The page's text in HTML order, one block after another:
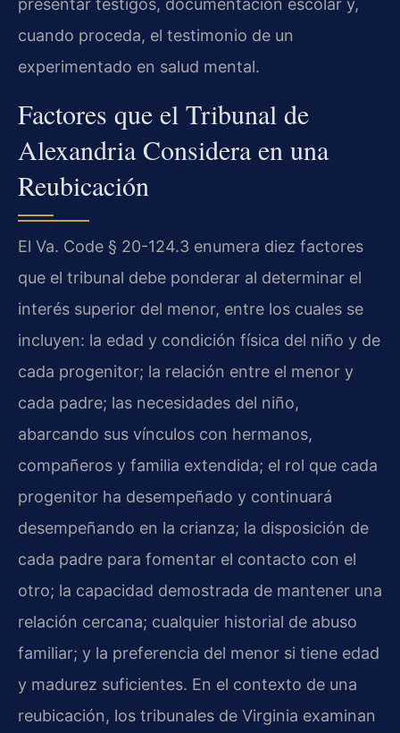
presentar testigos, documentación escolar y,
cuando proceda, el testimonio de un
experimentado en salud mental.
Factores que el Tribunal de
Alexandria Considera en una
Reubicación
El Va. Code § 20-124.3 enumera diez factores
que el tribunal debe ponderar al determinar el
interés superior del menor, entre los cuales se
incluyen: la edad y condición física del niño y de
cada progenitor; la relación entre el menor y
cada padre; las necesidades del niño,
abarcando sus vínculos con hermanos,
compañeros y familia extendida; el rol que cada
progenitor ha desempeñado y continuará
desempeñando en la crianza; la disposición de
cada padre para fomentar el contacto con el
otro; la capacidad demostrada de mantener una
relación cercana; cualquier historial de abuso
familiar; y la preferencia del menor si tiene edad
y madurez suficientes. En el contexto de una
reubicación, los tribunales de Virginia examinan